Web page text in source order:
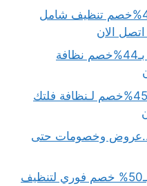
شركة تنظيف فلل بالخرج بـ40%خصم تنظيف شامل
الان
شركة تنظيف وتعقيم بالرياض بـ44%خصم نظافة
شركة تنظيف فلل بالرياض بـ 45%خصم لـنظافة فلتك
وخصومات حتى
شركة تنظيف منازل بالرياض بـ50% خصم فوري لتنظيف